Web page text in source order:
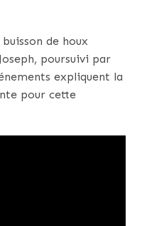
de houx
poursuivi par
expliquent la
pour cette